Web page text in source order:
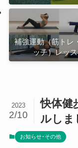
補強運動（筋トレ
ッチ）レッ
快体健
ルしま
2023
2/10
お知らせ･その他